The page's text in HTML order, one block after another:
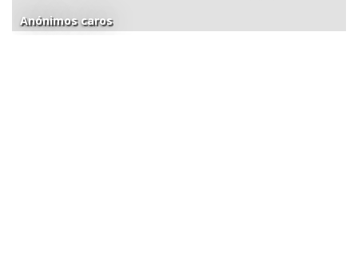
Anónimos caros